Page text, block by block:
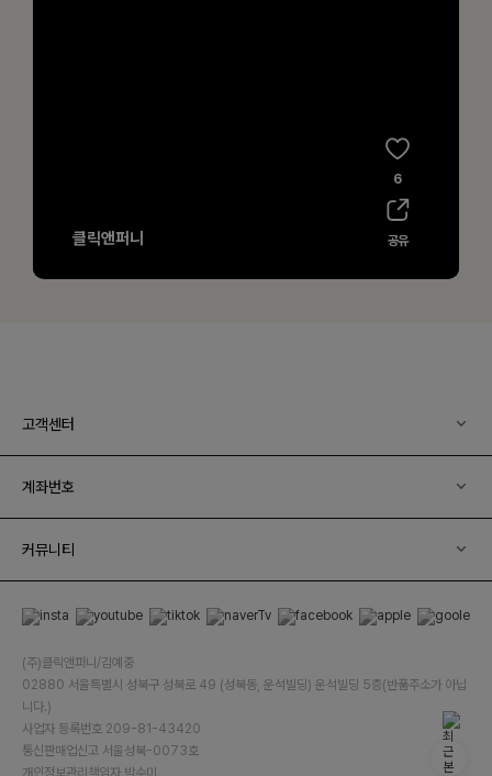
고객센터
계좌번호
커뮤니티
(주)클릭앤퍼니/김예중
02880 서울특별시 성북구 성북로 49 (성북동, 운석빌딩) 운석빌딩 5층(반품주소가 아닙
니다.)
사업자 등록번호 209-81-43420
통신판매업신고 서울성북-0073호
개인정보관리책임자 박수미